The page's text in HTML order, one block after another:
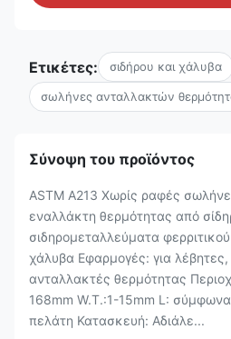
Ετικέτες: σιδήρου και χάλυβα
σωλήνες ανταλλακτών
Σύνοψη του προϊόντος
ASTM A213 Χωρίς ραφές
εναλλάκτη θερμότητας από
σιδηρομεταλλεύματα
χάλυβα Εφαρμογές: για
ανταλλακτές θερμότητας
168mm W.T.:1-15mm L: σύμφωνα
πελάτη Κατασκευή: Αδιάλε...